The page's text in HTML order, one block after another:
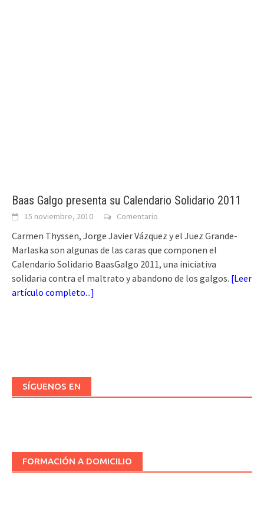
Baas Galgo presenta su Calendario Solidario 2011
15 noviembre, 2010 Comentario
Carmen Thyssen, Jorge Javier Vázquez y el Juez Grande-
Marlaska son algunas de las caras que componen el
Calendario Solidario BaasGalgo 2011, una iniciativa
solidaria contra el maltrato y abandono de los galgos. [Leer
artículo completo...]
SÍGUENOS EN
FORMACIÓN A DOMICILIO